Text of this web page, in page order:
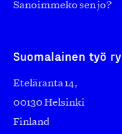
Sanoimmeko sen jo?
Suomalainen työ ry
Eteläranta 14,
00130 Helsinki
Finland